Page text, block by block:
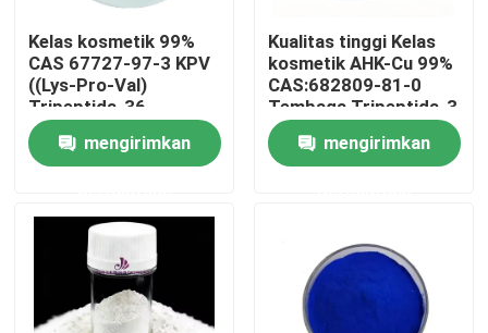
Produk
Kelas kosmetik 99%
CAS 67727-97-3 KPV
((Lys-Pro-Val)
Tripeptida-36
mengirimkan
Kualitas tinggi Kelas
kosmetik AHK-Cu 99%
CAS:682809-81-0
Tembaga Tripeptida-3
Peptida pertumbuhan
rambutmengirimkan